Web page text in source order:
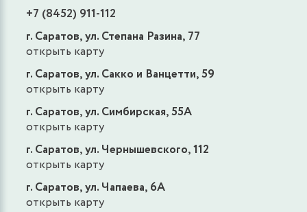
+7 (8452) 911-112
г. Саратов, ул. Степана Разина, 77
открыть карту
г. Саратов, ул. Сакко и Ванцетти, 59
открыть карту
г. Саратов, ул. Симбирская, 55А
открыть карту
г. Саратов, ул. Чернышевского, 112
открыть карту
г. Саратов, ул. Чапаева, 6А
открыть карту